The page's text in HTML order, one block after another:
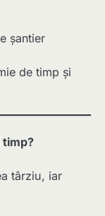
șantier
de timp și
timp?
târziu, iar